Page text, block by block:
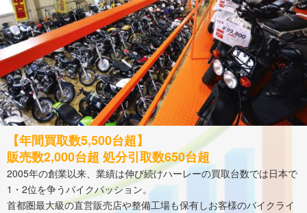
【年間買取数5,500台超】
販売数2,000台超 処分引取数650台超
2005年の創業以来、業績は伸び続けハーレーの買取台数では日本で
1・2位を争うバイクパッション。
首都圏最大級の直営販売店や整備工場も保有しお客様のバイクライ